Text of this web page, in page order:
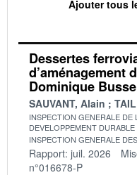
Ajouter tous
Dessertes
d’aménagement
Dominique
SAUVANT, Alain
INSPECTION GENERALE
DEVELOPPEMENT
INSPECTION GENERALE
Rapport: juil. 2026
n°016678-P